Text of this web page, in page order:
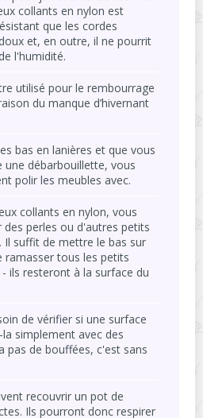
collants en nylon est
que les cordes
et, en outre, il ne pourrit
l'humidité.
utilisé pour le rembourrage
du manque d’hivernant
bas en lanières et que vous
une débarbouillette, vous
polir les meubles avec.
collants en nylon, vous
des perles ou d'autres petits
Il suffit de mettre le bas sur
ramasser tous les petits
ils resteront à la surface du
de vérifier si une surface
simplement avec des
pas de bouffées, c'est sans
recouvrir un pot de
Ils pourront donc respirer